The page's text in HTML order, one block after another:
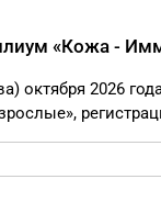
«Кожа -
октября 2026